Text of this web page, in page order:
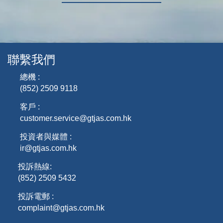
聯繫我們
總機 :
(852) 2509 9118
客戶 :
customer.service@gtjas.com.hk
投資者與媒體 :
ir@gtjas.com.hk
投訴熱線:
(852) 2509 5432
投訴電郵 :
complaint@gtjas.com.hk